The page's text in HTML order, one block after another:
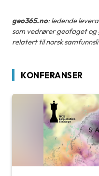
geo365.no: ledende
som vedrører geofaget
relatert til norsk
KONFERANSER